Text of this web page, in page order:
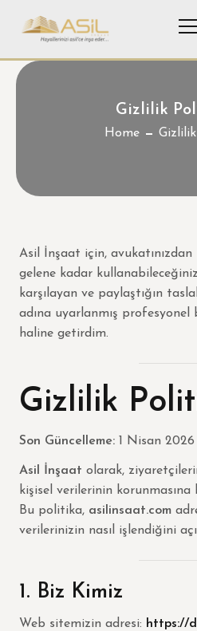
Gizlilik
Home
Asil İnşaat için,
gelene kadar
karşılayan ve paylaştığın
adına uyarlanmış
haline getirdim.
Gizlilik
Son Güncelleme: 1 Nisan 2026
Asil İnşaat olarak,
kişisel verilerinin
Bu politika, asilinsaat.com
verilerinizin nasıl işlendiğini
1. Biz Kimiz
Web sitemizin adresi: https://